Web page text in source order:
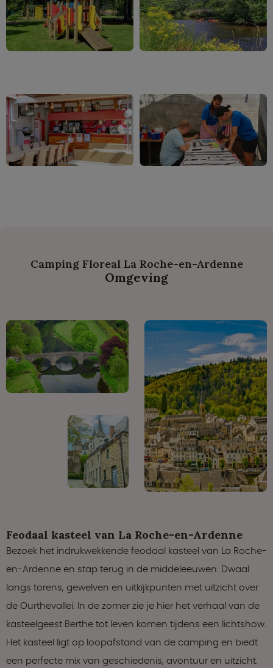
Camping Floreal La Roche-en-Ardenne
Omgeving
Feodaal kasteel van La Roche-en-Ardenne
Bezoek het indrukwekkende feodaal kasteel van La Roche-
en-Ardenne en stap terug in de middeleeuwen. Dwaal
langs torens, gewelven en uitkijkpunten met uitzicht over
de Ourthevallei. In de zomer zie je hier het verhaal van de
kasteelgeest Berthe tot leven komen tijdens een lichtshow.
Het kasteel ligt op loopafstand van de camping en biedt
een perfecte mix van geschiedenis, avontuur en uitzicht.